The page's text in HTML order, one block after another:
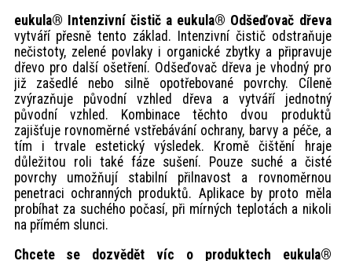
eukula® Intenzivní čistič a eukula® Odšeďovač dřeva
vytváří přesně tento základ. Intenzivní čistič odstraňuje
nečistoty, zelené povlaky i organické zbytky a připravuje
dřevo pro další ošetření. Odšeďovač dřeva je vhodný pro
již zašedlé nebo silně opotřebované povrchy. Cíleně
zvýrazňuje původní vzhled dřeva a vytváří jednotný
původní vzhled. Kombinace těchto dvou produktů
zajišťuje rovnoměrné vstřebávání ochrany, barvy a péče, a
tím i trvale estetický výsledek. Kromě čištění hraje
důležitou roli také fáze sušení. Pouze suché a čisté
povrchy umožňují stabilní přilnavost a rovnoměrnou
penetraci ochranných produktů. Aplikace by proto měla
probíhat za suchého počasí, při mírných teplotách a nikoli
na přímém slunci.
Chcete se dozvědět víc o produktech eukula®